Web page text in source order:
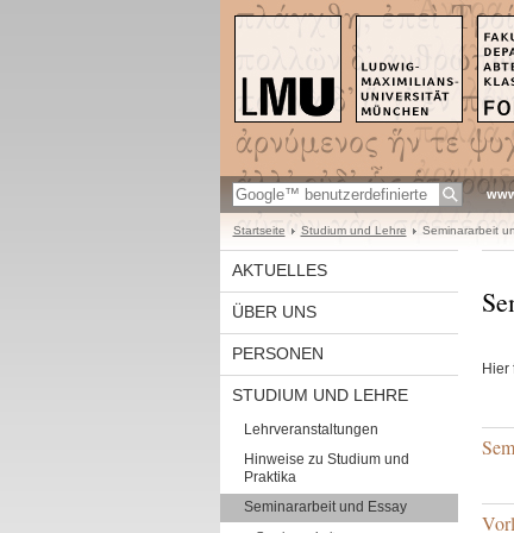
Startseite Studium und Lehre Seminararbeit
AKTUELLES
ÜBER UNS
PERSONEN
STUDIUM UND LEHRE
Lehrveranstaltungen
Hinweise zu Studium und
Praktika
Seminararbeit und Essay
Hier